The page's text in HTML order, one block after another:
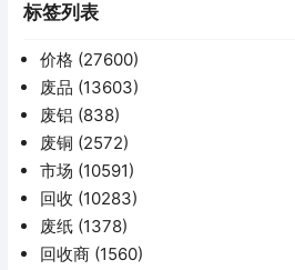
标签列表
价格 (27600)
废品 (13603)
废铝 (838)
废铜 (2572)
市场 (10591)
回收 (10283)
废纸 (1378)
回收商 (1560)